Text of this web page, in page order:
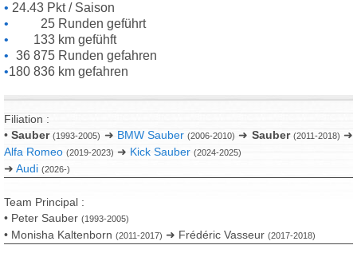
24.43 Pkt / Saison
25 Runden geführt
133 km gefühft
36 875 Runden gefahren
180 836 km gefahren
Filiation :
•Sauber (1993-2005) ➜ BMW Sauber (2006-2010) ➜ Sauber (2011-2018) ➜
Alfa Romeo (2019-2023) ➜ Kick Sauber (2024-2025)
➜ Audi (2026-)
Team Principal :
• Peter Sauber (1993-2005)
• Monisha Kaltenborn (2011-2017) ➜ Frédéric Vasseur (2017-2018)